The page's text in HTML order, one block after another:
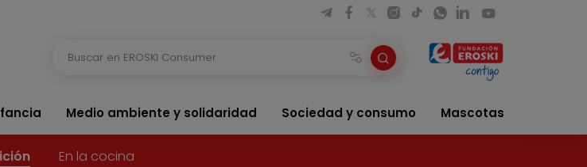
Medio ambiente y solidaridad Sociedad y consumo Mascotas
En la cocina